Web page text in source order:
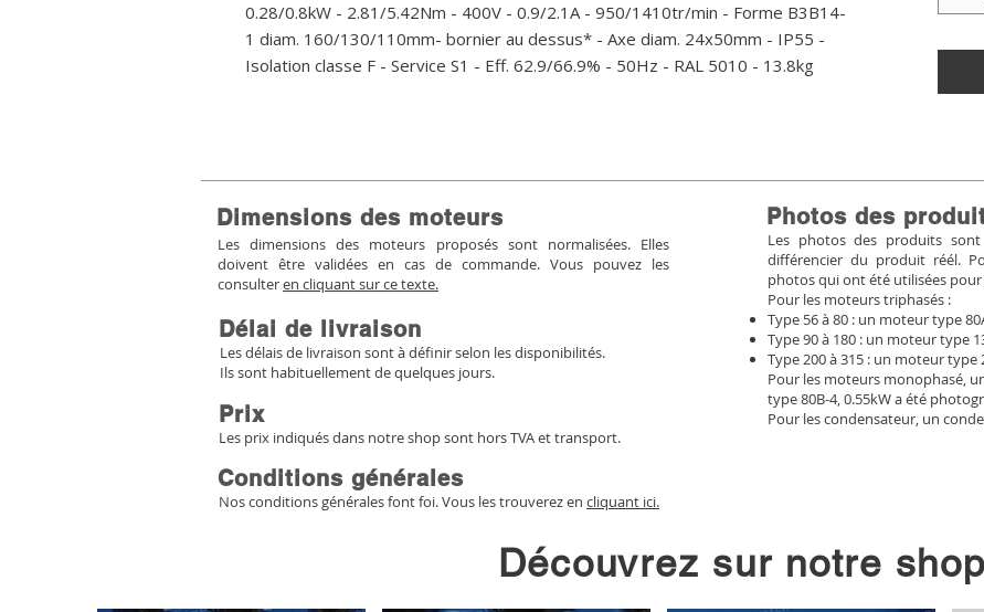
0.28/0.8kW - 2.81/5.42Nm - 400V - 0.9/2.1A - 950/1410tr/min - Forme B3B14-
1 diam. 160/130/110mm- bornier au dessus* - Axe diam. 24x50mm - IP55 -
Isolation classe F - Service S1 - Eff. 62.9/66.9% - 50Hz - RAL 5010 - 13.8kg
Dimensions des moteurs
Les dimensions des moteurs proposés sont normalisées. Elles
doivent être validées en cas de commande. Vous pouvez les
consulteren cliquant sur ce texte.
Délai de livraison
Les délais de livraison sont à définir selon les disponibilités.
Ils sont habituellement de quelques jours.
Prix
Les prix indiqués dans notre shop sont hors TVA et transport.
Conditions générales
Nos conditions générales font foi. Vous les trouverez en cliquant ici.
Photos des
Les photos des produits
différencier du produit réél.
photos qui ont été utilisées
Pour les moteurs triphasés :
Type 56 à 80 : un moteur type
Type 90 à 180 : un moteur type
Type 200 à 315 : un moteur type
Pour les moteurs monophasé,
type 80B-4, 0.55kW a été
Pour les condensateur, un
Découvrez sur notre shop